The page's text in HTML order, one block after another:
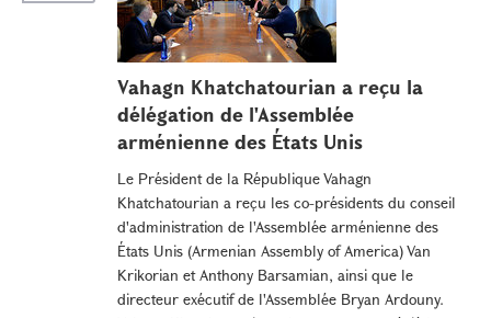
Vahagn Khatchatourian a reçu la
délégation de l'Assemblée
arménienne des États Unis
Le Président de la République Vahagn
Khatchatourian a reçu les co-présidents du conseil
d'administration de l'Assemblée arménienne des
États Unis (Armenian Assembly of America) Van
Krikorian et Anthony Barsamian, ainsi que le
directeur exécutif de l'Assemblée Bryan Ardouny.